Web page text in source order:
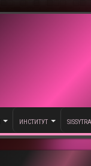
ИНСТИТУТ